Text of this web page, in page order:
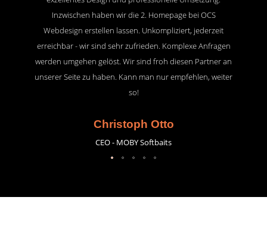
Inzwischen haben wir die 2. Homepage bei OCS
Webdesign erstellen lassen. Unkompliziert, jederzeit
erreichbar - wir sind sehr zufrieden. Komplexe Anfragen
werden umgehen gelöst. Wir sind froh diesen Partner an
unserer Seite zu haben. Kann man nur empfehlen, weiter
so!
Christoph Otto
CEO - MOBY Softbaits